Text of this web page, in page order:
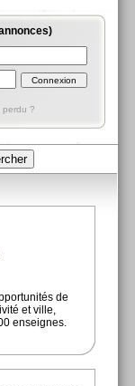
perdu ?
de
et ville,
enseignes.